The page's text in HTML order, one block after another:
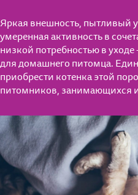
Яркая внешность, пытливый
умеренная активность в
низкой потребностью в
для домашнего питомца.
приобрести котенка этой
питомников, занимающихся